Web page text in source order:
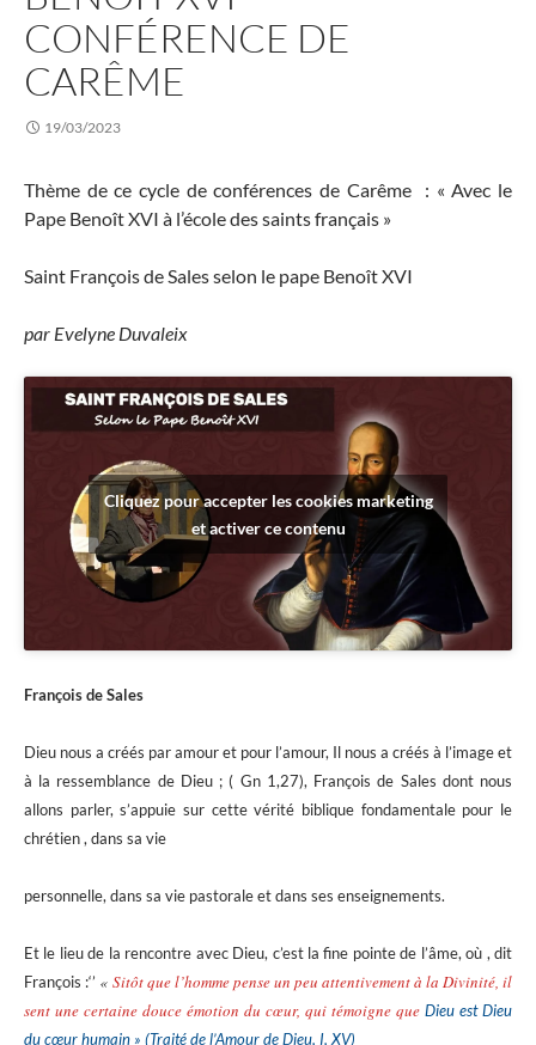
CONFÉRENCE DE
CARÊME
19/03/2023
Thème de ce cycle de conférences de Carême : « Avec le
Pape Benoît XVI à l’école des saints français »
Saint François de Sales selon le pape Benoît XVI
par Evelyne Duvaleix
Cliquez pour accepter les cookies marketing
et activer ce contenu
François de Sales
Dieu nous a créés par amour et pour l’amour, Il nous a créés à l’image et
à la ressemblance de Dieu ; ( Gn 1,27), François de Sales dont nous
allons parler, s’appuie sur cette vérité biblique fondamentale pour le
chrétien , dans sa vie
personnelle, dans sa vie pastorale et dans ses enseignements.
Et le lieu de la rencontre avec Dieu, c’est la fine pointe de l’âme, où , dit
François :‘’ « Sitôt que l’homme pense un peu attentivement à la Divinité, il
sent une certaine douce émotion du cœur, qui témoigne queDieu estDieu
du cœur humain » (Traité de l’Amour de Dieu, I, XV)